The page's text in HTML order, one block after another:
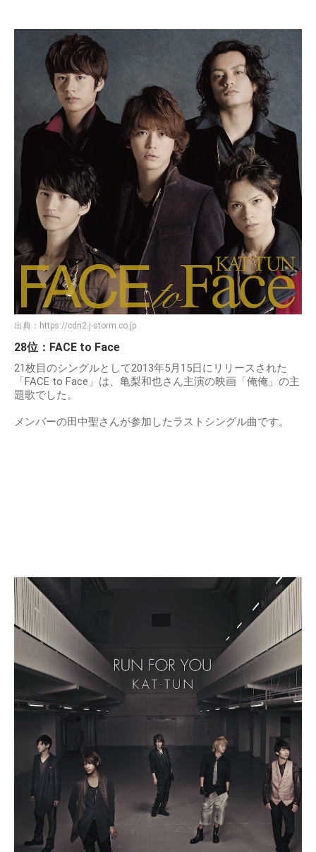
出典： https://cdn2.j-storm.co.jp
28位：FACE to Face
21枚目のシングルとして2013年5月15日にリリースされた
「FACE to Face」は、亀梨和也さん主演の映画「俺俺」の主
題歌でした。
メンバーの田中聖さんが参加したラストシングル曲です。